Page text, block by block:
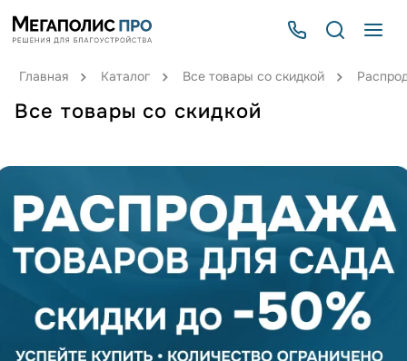
Главная Каталог Все товары со скидкой
Все товары со скидкой